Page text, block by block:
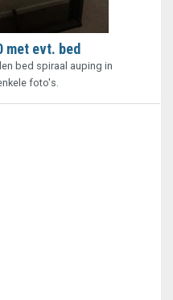
met evt. bed
bed spiraal auping in
foto's.